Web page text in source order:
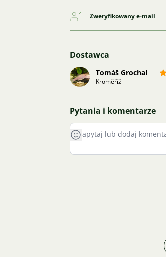
Zweryfikowany e-mail
Dostawca
Tomáš Grochal
Kroměříž
Pytania i komentarze